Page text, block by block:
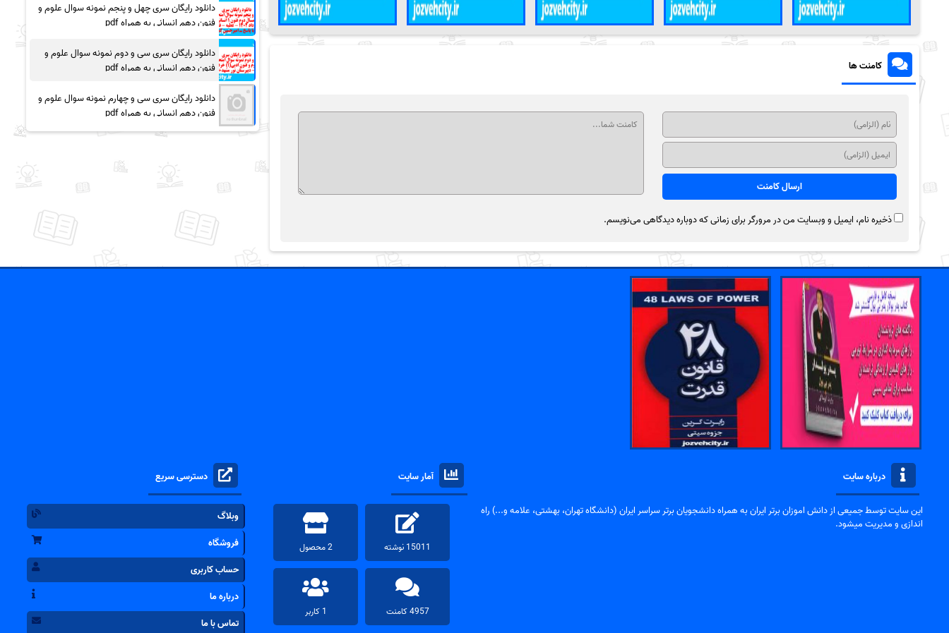
کامنت ها
ذخیره نام، ایمیل و وبسایت من در مرورگر برای زمانی که دوباره دیدگاهی می‌نویسم.
دانلود رایگان سری چهل و پنجم نمونه سوال علوم و
فنون دهم انسانی به همراه pdf
دانلود رایگان سری سی و دوم نمونه سوال علوم و
فنون دهم انسانی به همراه pdf
دانلود رایگان سری سی و چهارم نمونه سوال علوم و
فنون دهم انسانی به همراه pdf
درباره سایت
این سایت توسط جمیعی از دانش اموزان برتر ایران به همراه دانشجویان برتر سراسر ایران (دانشگاه تهران، بهشتی، علامه و...) راه
اندازی و مدیریت میشود.
آمار سایت
15011 نوشته 2 محصول
4957 کامنت 1 کاربر
دسترسی سریع
وبلاگ
فروشگاه
حساب کاربری
درباره ما
تماس با ما